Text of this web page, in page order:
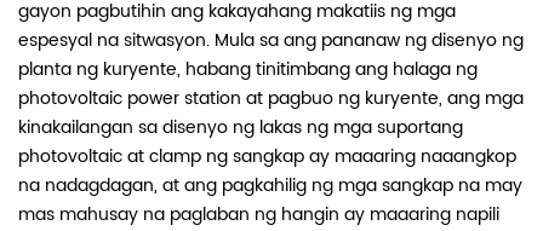
gayon pagbutihin ang kakayahang makatiis ng mga
espesyal na sitwasyon. Mula sa ang pananaw ng disenyo ng
planta ng kuryente, habang tinitimbang ang halaga ng
photovoltaic power station at pagbuo ng kuryente, ang mga
kinakailangan sa disenyo ng lakas ng mga suportang
photovoltaic at clamp ng sangkap ay maaaring naaangkop
na nadagdagan, at ang pagkahilig ng mga sangkap na may
mas mahusay na paglaban ng hangin ay maaaring napili